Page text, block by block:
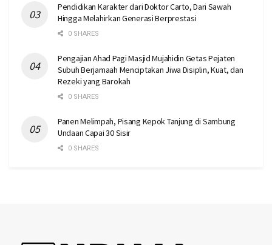
Pendidikan Karakter dari Doktor Carto, Dari Sawah
Hingga Melahirkan Generasi Berprestasi
0 SHARES
Pengajian Ahad Pagi Masjid Mujahidin Getas Pejaten
Subuh Berjamaah Menciptakan Jiwa Disiplin, Kuat, dan
Rezeki yang Barokah
0 SHARES
Panen Melimpah, Pisang Kepok Tanjung di Sambung
Undaan Capai 30 Sisir
0 SHARES